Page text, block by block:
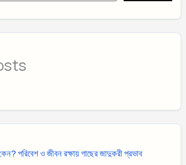
পরিবেশ ও জীবন রক্ষায় গাছের জাদুকরী প্রভাব